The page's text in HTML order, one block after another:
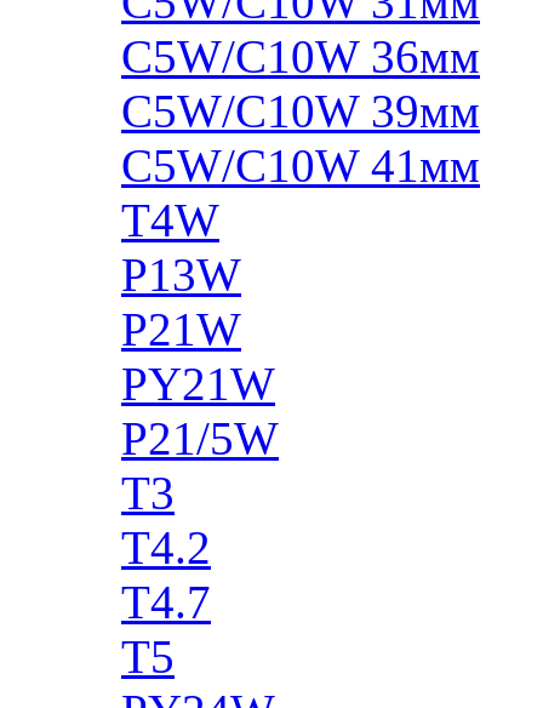
C5W/C10W 36мм
C5W/C10W 39мм
C5W/C10W 41мм
T4W
P13W
P21W
PY21W
P21/5W
T3
T4.2
T4.7
T5